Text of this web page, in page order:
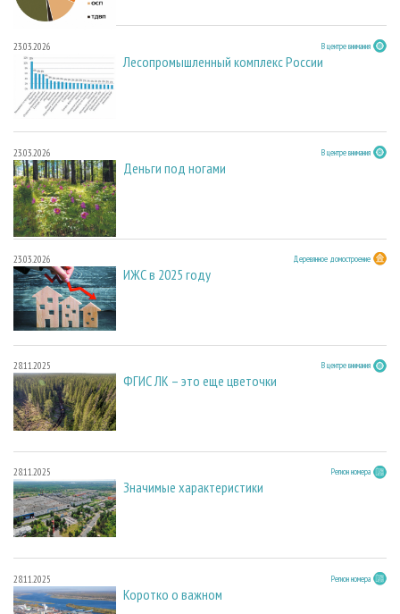
23.03.2026 В центре внимания
Лесопромышленный комплекс России
23.03.2026 В центре внимания
Деньги под ногами
23.03.2026 Деревянное домостроение
ИЖС в 2025 году
28.11.2025 В центре внимания
ФГИС ЛК – это еще цветочки
28.11.2025 Регион номера
Значимые характеристики
28.11.2025 Регион номера
Коротко о важном